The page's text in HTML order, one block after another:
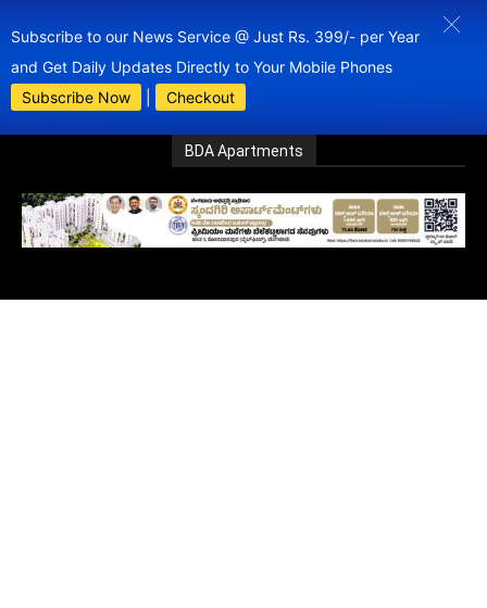
Subscribe to our News Service @ Just Rs. 399/- per Year
and Get Daily Updates Directly to Your Mobile Phones
Subscribe Now
Checkout
BDA Apartments